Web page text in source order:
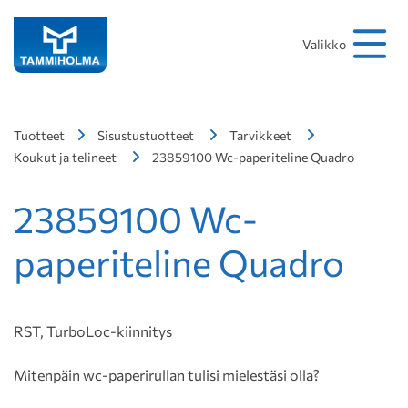
Valikko
Tuotteet Sisustustuotteet
Tarvikkeet
Koukut ja telineet
23859100 Wc-paperiteline Quadro
23859100 Wc-
paperiteline Quadro
RST, TurboLoc-kiinnitys
Mitenpäin wc-paperirullan tulisi mielestäsi olla?